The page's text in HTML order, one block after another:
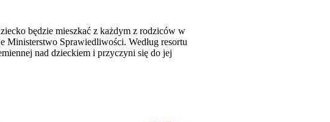
będzie mieszkać z każdym z rodziców w
Ministerstwo Sprawiedliwości. Według resortu
nad dzieckiem i przyczyni się do jej